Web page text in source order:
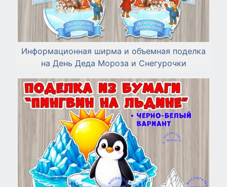
Информационная ширма и объемная поделка
на День Деда Мороза и Снегурочки